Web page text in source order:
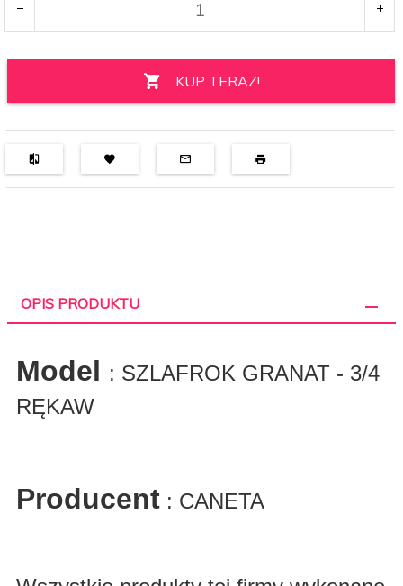
KUP TERAZ!
OPIS PRODUKTU
Model : SZLAFROK GRANAT - 3/4
RĘKAW
Producent : CANETA